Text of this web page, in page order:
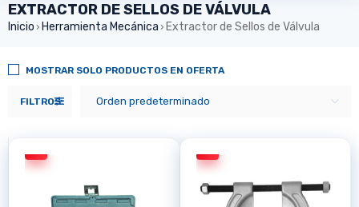
EXTRACTOR DE SELLOS DE VÁLVULA
Inicio › Herramienta Mecánica › Extractor de Sellos de Válvula
FILTROS Orden predeterminado
MOSTRAR SOLO PRODUCTOS EN OFERTA